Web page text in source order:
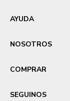
AYUDA
NOSOTROS
COMPRAR
SEGUINOS